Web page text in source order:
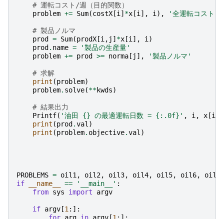
# 運転コスト/週（目的関数）
problem += Sum(costX [i ] *x [i ], i ), '全運転コスト'
# 製品ノルマ
prod
= Sum(prodX [i , j ] *x [i ], i )
prod . name =
'製品の生産量'
problem += prod >= norma [ j ], '製品ノルマ'
# 求解
print (problem)
problem. solve(**kwds)
# 結果出力
Printf( '油田 {} の最適運転日数 = {:.0f} ' , i , x [i
print (prod .val )
print (problem. objective.val )
PROBLEMS = oil1 , oil2, oil3, oil4, oil5, oil6,
oil7
if
__name__ == '__main__' :
from sys import argv
if argv [1 :]:
for arg in argv [1 :]: